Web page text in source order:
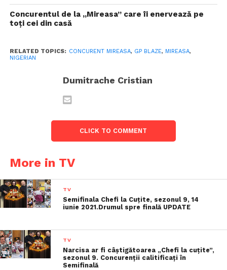
Concurentul de la „Mireasa” care îi enervează pe
toți cei din casă
RELATED TOPICS: CONCURENT MIREASA, GP BLAZE, MIREASA,
NIGERIAN
Dumitrache Cristian
CLICK TO COMMENT
More in TV
TV
Semifinala Chefi la Cuțite, sezonul 9, 14
iunie 2021.Drumul spre finală UPDATE
TV
Narcisa ar fi câștigătoarea „Chefi la cuțite”,
sezonul 9. Concurenții calitificați în
Semifinală